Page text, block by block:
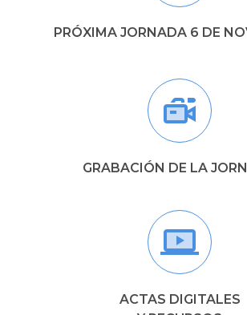
PRÓXIMA JORNADA 6 DE
GRABACIÓN DE LA
ACTAS DIGITALES